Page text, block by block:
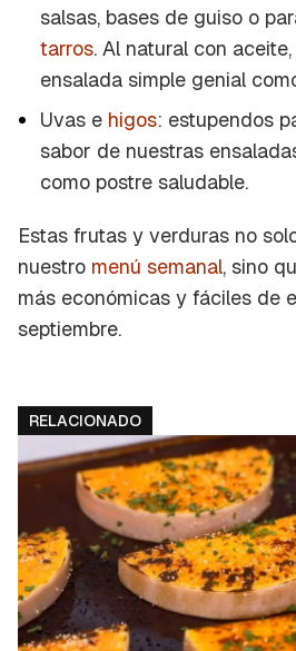
salsas, bases de guiso o
tarros. Al natural con
ensalada simple genial
Uvas e higos: estupendos
sabor de nuestras
como postre saludable.
Estas frutas y verduras no
nuestro menú semanal, sino
más económicas y fáciles de
septiembre.
RELACIONADO